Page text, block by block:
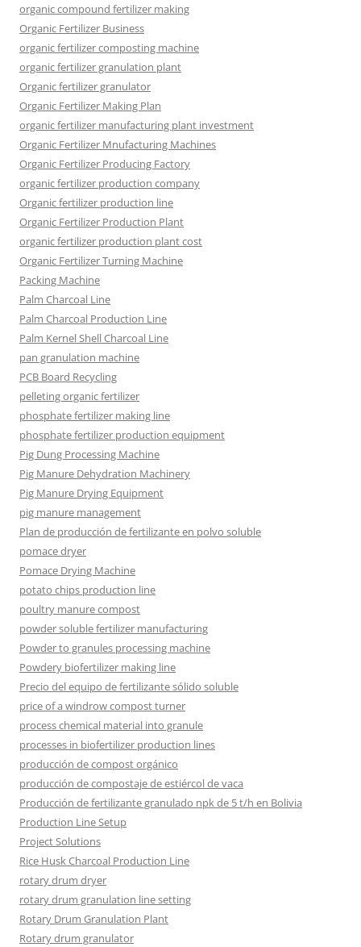
organic compound fertilizer making
Organic Fertilizer Business
organic fertilizer composting machine
organic fertilizer granulation plant
Organic fertilizer granulator
Organic Fertilizer Making Plan
organic fertilizer manufacturing plant investment
Organic Fertilizer Mnufacturing Machines
Organic Fertilizer Producing Factory
organic fertilizer production company
Organic fertilizer production line
Organic Fertilizer Production Plant
organic fertilizer production plant cost
Organic Fertilizer Turning Machine
Packing Machine
Palm Charcoal Line
Palm Charcoal Production Line
Palm Kernel Shell Charcoal Line
pan granulation machine
PCB Board Recycling
pelleting organic fertilizer
phosphate fertilizer making line
phosphate fertilizer production equipment
Pig Dung Processing Machine
Pig Manure Dehydration Machinery
Pig Manure Drying Equipment
pig manure management
Plan de producción de fertilizante en polvo soluble
pomace dryer
Pomace Drying Machine
potato chips production line
poultry manure compost
powder soluble fertilizer manufacturing
Powder to granules processing machine
Powdery biofertilizer making line
Precio del equipo de fertilizante sólido soluble
price of a windrow compost turner
process chemical material into granule
processes in biofertilizer production lines
producción de compost orgánico
producción de compostaje de estiércol de vaca
Producción de fertilizante granulado npk de 5 t/h en Bolivia
Production Line Setup
Project Solutions
Rice Husk Charcoal Production Line
rotary drum dryer
rotary drum granulation line setting
Rotary Drum Granulation Plant
Rotary drum granulator